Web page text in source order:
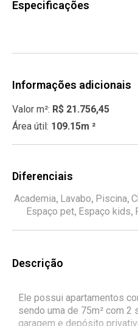
Especificações
Informações adicionais
Valor m²: R$ 21.756,45
Área útil: 109.15m ²
Diferenciais
Academia, Lavabo, Piscina,
Espaço pet, Espaço kids,
Descrição
Ele possui apartamentos
sendo uma de 75m² com 2
garagem e depósito